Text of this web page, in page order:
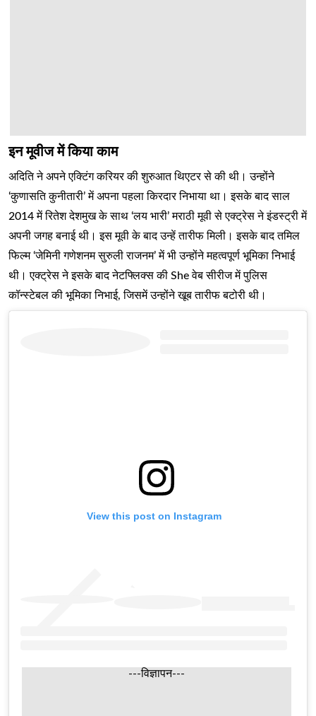
इन मूवीज में किया काम
अदिति ने अपने एक्टिंग करियर की शुरुआत थिएटर से की थी। उन्होंने
‘कुणासति कुनीतारी’ में अपना पहला किरदार निभाया था। इसके बाद साल
2014 में रितेश देशमुख के साथ ‘लय भारी’ मराठी मूवी से एक्ट्रेस ने इंडस्ट्री में
अपनी जगह बनाई थी। इस मूवी के बाद उन्हें तारीफ मिली। इसके बाद तमिल
फिल्म ‘जेमिनी गणेशनम सुरुली राजनम’ में भी उन्होंने महत्वपूर्ण भूमिका निभाई
थी। एक्ट्रेस ने इसके बाद नेटफ्लिक्स की She वेब सीरीज में पुलिस
कॉन्स्टेबल की भूमिका निभाई, जिसमें उन्होंने खूब तारीफ बटोरी थी।
View this post on Instagram
---विज्ञापन---